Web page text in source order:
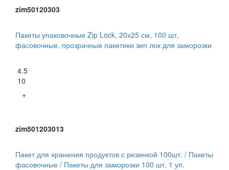
zim50120303
Пакеты упаковочные Zip Lock, 20х25 см, 100 шт,
фасовочные, прозрачные пакетики зип лок для заморозки
4.5
10
+
zim501203013
Пакет для хранения продуктов с резинкой 100шт. / Пакеты
фасовочные / Пакеты для заморозки 100 шт, 1 уп.